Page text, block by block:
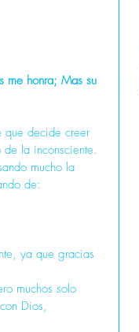
me honra; Mas su
que decide creer
la inconsciente.
mucho la
de:
ya que gracias
muchos solo
Dios,